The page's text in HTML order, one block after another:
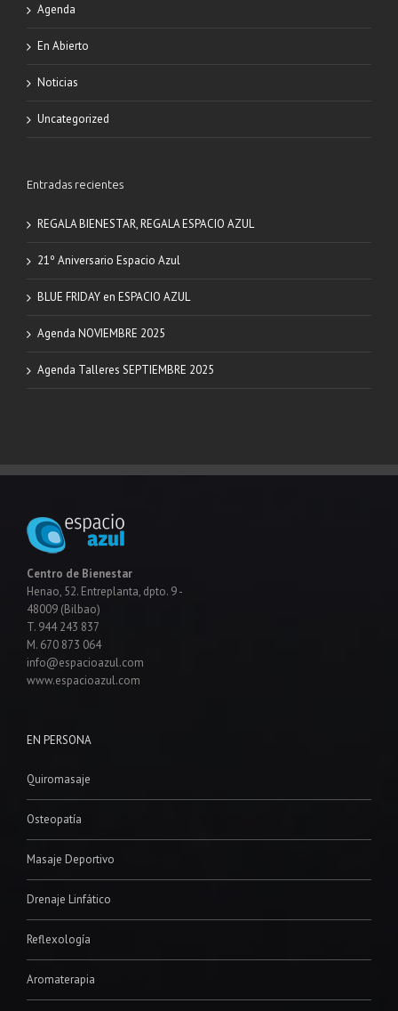
Agenda
En Abierto
Noticias
Uncategorized
Entradas recientes
REGALA BIENESTAR, REGALA ESPACIO AZUL
21º Aniversario Espacio Azul
BLUE FRIDAY en ESPACIO AZUL
Agenda NOVIEMBRE 2025
Agenda Talleres SEPTIEMBRE 2025
Centro de Bienestar
Henao, 52. Entreplanta, dpto. 9 -
48009 (Bilbao)
T. 944 243 837
M. 670 873 064
info@espacioazul.com
www.espacioazul.com
EN PERSONA
Quiromasaje
Osteopatía
Masaje Deportivo
Drenaje Linfático
Reflexología
Aromaterapia